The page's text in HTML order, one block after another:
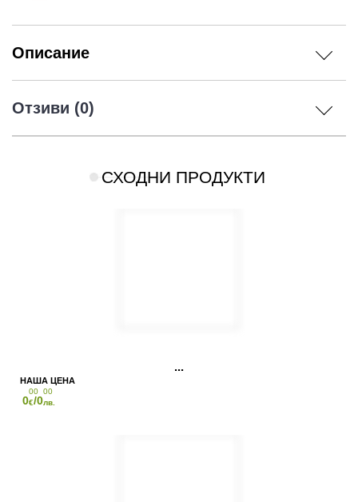
Описание
Отзиви (0)
СХОДНИ ПРОДУКТИ
0
00
€/0
00
лв.